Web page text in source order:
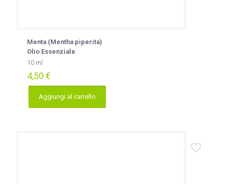
Menta (Mentha piperita)
Olio Essenziale
10 ml
4,50 €
Aggiungi al carrello